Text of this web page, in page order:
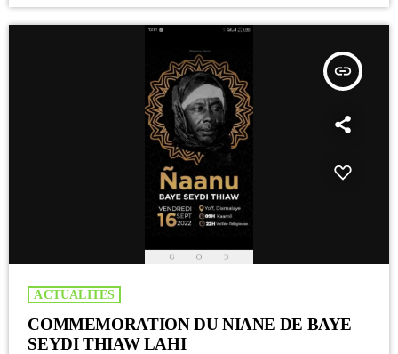
insert_link
ACTUALITES
COMMEMORATION DU NIANE DE BAYE
SEYDI THIAW LAHI